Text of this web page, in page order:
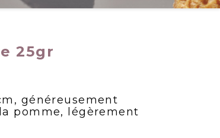
25gr
généreusement
pomme, légèrement